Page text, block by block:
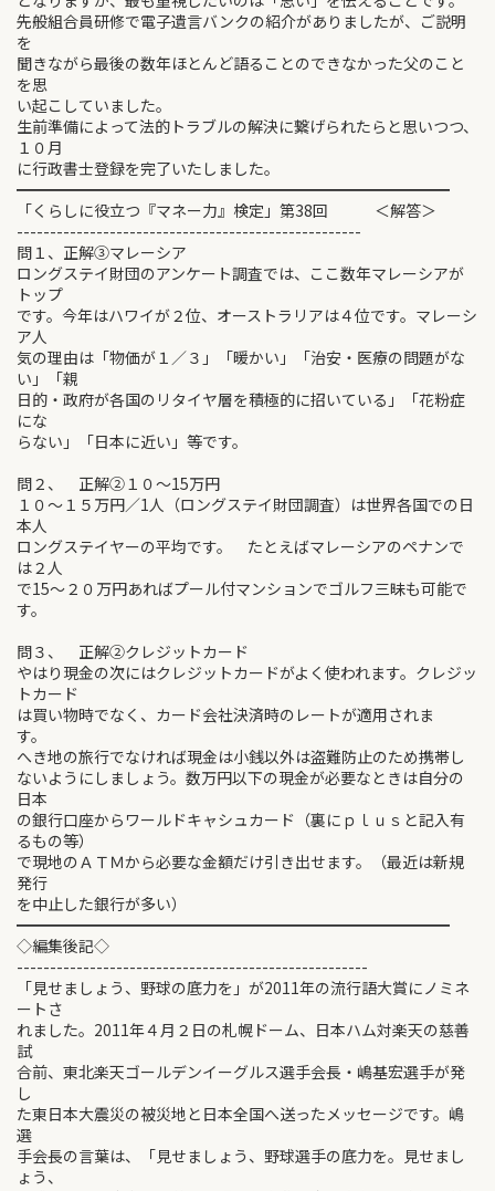
先般組合員研修で電子遺言バンクの紹介がありましたが、ご説明
を
聞きながら最後の数年ほとんど語ることのできなかった父のこと
を思
い起こしていました。
生前準備によって法的トラブルの解決に繋げられたらと思いつつ、
１０月
に行政書士登録を完了いたしました。
━━━━━━━━━━━━━━━━━━━━━━━━━━━━
「くらしに役立つ『マネー力』検定」第38回 ＜解答＞
----------------------------------------------------
問１、正解③マレーシア
ロングステイ財団のアンケート調査では、ここ数年マレーシアが
トップ
です。今年はハワイが２位、オーストラリアは４位です。マレーシ
ア人
気の理由は「物価が１／３」「暖かい」「治安・医療の問題がな
い」「親
日的・政府が各国のリタイヤ層を積極的に招いている」「花粉症
にな
らない」「日本に近い」等です。
問２、 正解②１０～15万円
１０～１５万円／1人（ロングステイ財団調査）は世界各国での日
本人
ロングステイヤーの平均です。 たとえばマレーシアのペナンで
は２人
で15～２０万円あればプール付マンションでゴルフ三昧も可能で
す。
問３、 正解②クレジットカード
やはり現金の次にはクレジットカードがよく使われます。クレジッ
トカード
は買い物時でなく、カード会社決済時のレートが適用されま
す。
へき地の旅行でなければ現金は小銭以外は盗難防止のため携帯し
ないようにしましょう。数万円以下の現金が必要なときは自分の
日本
の銀行口座からワールドキャシュカード（裏にｐｌｕｓと記入有
るもの等）
で現地のＡＴＭから必要な金額だけ引き出せます。（最近は新規
発行
を中止した銀行が多い）
━━━━━━━━━━━━━━━━━━━━━━━━━━━━
◇編集後記◇
-----------------------------------------------------
「見せましょう、野球の底力を」が2011年の流行語大賞にノミネ
ートさ
れました。2011年４月２日の札幌ドーム、日本ハム対楽天の慈善
試
合前、東北楽天ゴールデンイーグルス選手会長・嶋基宏選手が発
し
た東日本大震災の被災地と日本全国へ送ったメッセージです。嶋
選
手会長の言葉は、「見せましょう、野球選手の底力を。見せまし
ょう、